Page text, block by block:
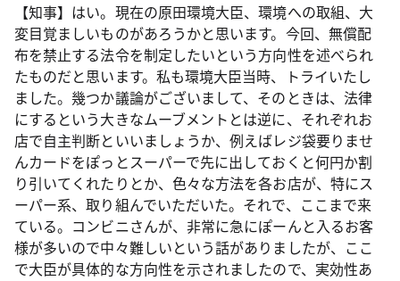
【知事】はい。現在の原田環境大臣、環境への取組、大
変目覚ましいものがあろうかと思います。今回、無償配
布を禁止する法令を制定したいという方向性を述べられ
たものだと思います。私も環境大臣当時、トライいたし
ました。幾つか議論がございまして、そのときは、法律
にするという大きなムーブメントとは逆に、それぞれお
店で自主判断といいましょうか、例えばレジ袋要りませ
んカードをぽっとスーパーで先に出しておくと何円か割
り引いてくれたりとか、色々な方法を各お店が、特にス
ーパー系、取り組んでいただいた。それで、ここまで来
ている。コンビニさんが、非常に急にぽーんと入るお客
様が多いので中々難しいという話がありましたが、ここ
で大臣が具体的な方向性を示されましたので、実効性あ